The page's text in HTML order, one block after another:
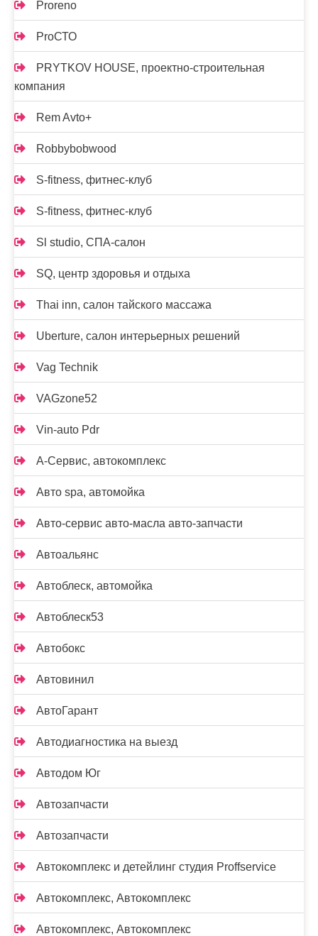
Proreno
ProСТО
PRYTKOV HOUSE, проектно-строительная
компания
Rem Avto+
Robbybobwood
S-fitness, фитнес-клуб
S-fitness, фитнес-клуб
Sl studio, СПА-салон
SQ, центр здоровья и отдыха
Thai inn, салон тайского массажа
Uberture, салон интерьерных решений
Vag Technik
VAGzone52
Vin-auto Pdr
А-Сервис, автокомплекс
Авто spa, автомойка
Авто-сервис авто-масла авто-запчасти
Автоальянс
Автоблеск, автомойка
Автоблеск53
Автобокс
Автовинил
АвтоГарант
Автодиагностика на выезд
Автодом Юг
Автозапчасти
Автозапчасти
Автокомплекс и детейлинг студия Proffservice
Автокомплекс, Автокомплекс
Автокомплекс, Автокомплекс